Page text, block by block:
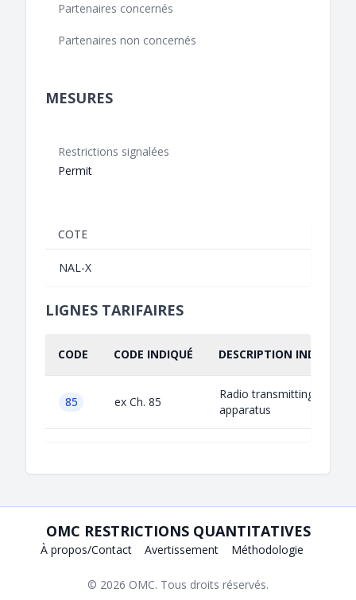
Partenaires concernés
Partenaires non concernés
MESURES
Restrictions signalées
Permit
COTE
NAL-X
LIGNES TARIFAIRES
CODE CODE INDIQUÉ DESCRIPTION INDIQUÉE
85 ex Ch. 85
Radio transmitting
apparatus
OMC RESTRICTIONS QUANTITATIVES
À propos/Contact Avertissement Méthodologie
© 2026 OMC. Tous droits réservés.